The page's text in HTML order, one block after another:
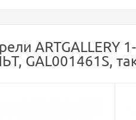
GAL001461S,